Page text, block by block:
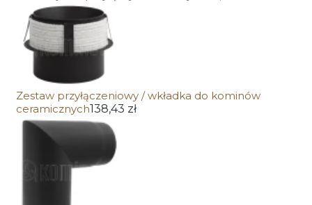
Zestaw przyłączeniowy / wkładka do kominów
ceramicznych138,43 zł